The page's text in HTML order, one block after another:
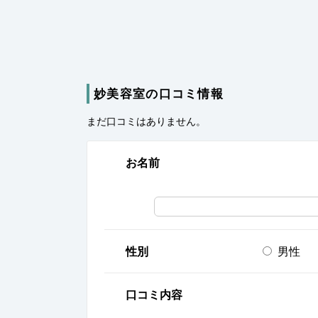
妙美容室の口コミ情報
まだ口コミはありません。
お名前
性別 男性
口コミ内容